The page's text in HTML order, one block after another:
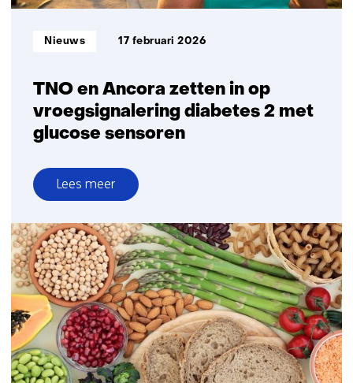
beter
naar
gezondheid
TNO en Ancora zetten in op
vroegsignalering diabetes 2 met
glucose sensoren
Informatietype:
Nieuws 17 februari 2026
Lees meer
over
TNO
en
Ancora
zetten
in
op
vroegsignalering
diabetes
2